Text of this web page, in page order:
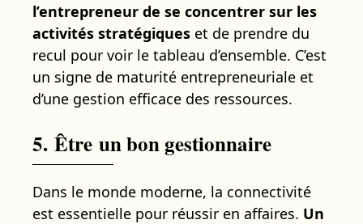
l’entrepreneur de se concentrer sur les
activités stratégiques et de prendre du
recul pour voir le tableau d’ensemble. C’est
un signe de maturité entrepreneuriale et
d’une gestion efficace des ressources.
5. Être un bon gestionnaire
Dans le monde moderne, la connectivité
est essentielle pour réussir en affaires. Un